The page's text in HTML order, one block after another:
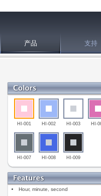
产品 支持
HI-001 HI-002 HI-003 HI-
HI-007 HI-008 HI-009
Hour, minute, second